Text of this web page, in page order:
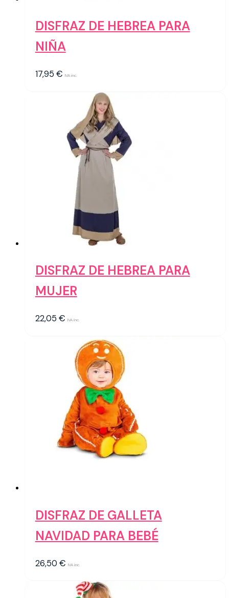
DISFRAZ DE HEBREA PARA
NIÑA
17,95 € IVA inc.
DISFRAZ DE HEBREA PARA
MUJER
22,05 € IVA inc.
DISFRAZ DE GALLETA
NAVIDAD PARA BEBÉ
26,50 € IVA inc.